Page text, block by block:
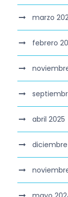
marzo
febrero
abril 2025